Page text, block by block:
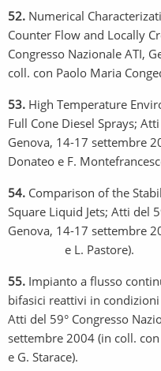
52. Numerical
Counter Flow and Locally
Congresso Nazionale ATI,
coll. con Paolo Maria
53. High Temperature
Full Cone Diesel Sprays;
Genova, 14-17
Donateo e F.
54. Comparison of the
Square Liquid Jets; Atti del
Genova, 14-17 settembre
e L. Pastore).
55. Impianto a flusso
bifasici reattivi in
Atti del 59° Congresso
settembre 2004 (in coll.
e G. Starace).